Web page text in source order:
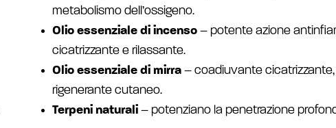
metabolismo dell’ossigeno.
Olio essenziale di incenso – potente azione
cicatrizzante e rilassante.
Olio essenziale di mirra – coadiuvante
rigenerante cutaneo.
Terpeni naturali – potenziano la penetrazione